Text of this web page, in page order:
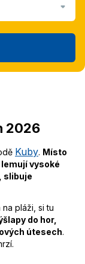
2026
Kuby. Místo
vysoké
slibuje
pláži, si tu
do hor,
útesech.